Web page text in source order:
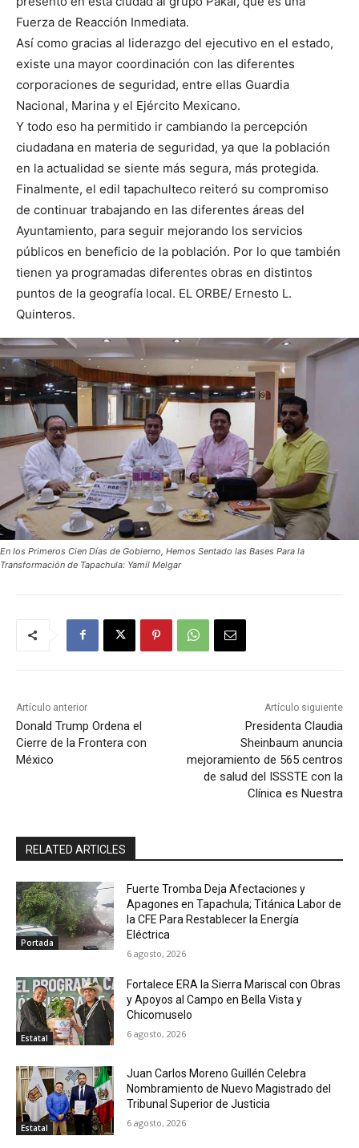
Fuerza de Reacción Inmediata.
Así como gracias al liderazgo del ejecutivo en el estado,
existe una mayor coordinación con las diferentes
corporaciones de seguridad, entre ellas Guardia
Nacional, Marina y el Ejército Mexicano.
Y todo eso ha permitido ir cambiando la percepción
ciudadana en materia de seguridad, ya que la población
en la actualidad se siente más segura, más protegida.
Finalmente, el edil tapachulteco reiteró su compromiso
de continuar trabajando en las diferentes áreas del
Ayuntamiento, para seguir mejorando los servicios
públicos en beneficio de la población. Por lo que también
tienen ya programadas diferentes obras en distintos
puntos de la geografía local. EL ORBE/ Ernesto L.
Quinteros.
En los Primeros Cien Días de Gobierno, Hemos Sentado las Bases Para la
Transformación de Tapachula: Yamil Melgar
Artículo anterior
Donald Trump Ordena el
Cierre de la Frontera con
México
Artículo siguiente
Presidenta Claudia
Sheinbaum anuncia
mejoramiento de 565 centros
de salud del ISSSTE con la
Clínica es Nuestra
RELATED ARTICLES
Portada
Fuerte Tromba Deja Afectaciones y
Apagones en Tapachula; Titánica Labor de
la CFE Para Restablecer la Energía
Eléctrica
6 agosto, 2026
Estatal
Fortalece ERA la Sierra Mariscal con Obras
y Apoyos al Campo en Bella Vista y
Chicomuselo
6 agosto, 2026
Estatal
Juan Carlos Moreno Guillén Celebra
Nombramiento de Nuevo Magistrado del
Tribunal Superior de Justicia
6 agosto, 2026